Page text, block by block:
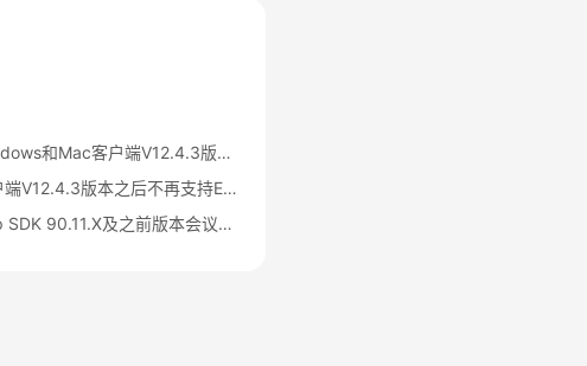
华为云会议Windows和Mac客户端V12.4.3版本之后不再支持IdeaShare投屏公告
华为云会议客户端V12.4.3版本之后不再支持EShare投屏公告
华为云会议App SDK 90.11.X及之前版本会议聊天服务下线公告